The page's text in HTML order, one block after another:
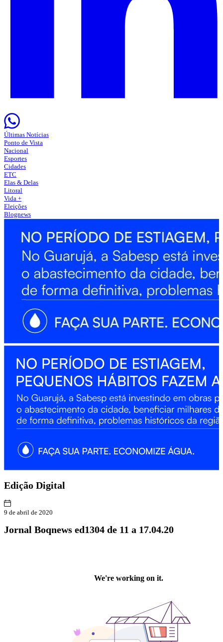
Últimas Notícias
Ponto de Vista
Nacional
Esportes
Cidades
ETC
Elas & Delas
Litoral
Vida +
Eleições
Blognews
Edição Digital
9 de abril de 2020
Jornal Boqnews ed1304 de 11 a 17.04.20